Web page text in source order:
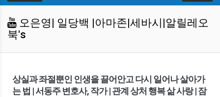
오은영| 일당백 |아마존|세바시|알릴레오
북's
상실과 좌절뿐인 인생을 끌어안고 다시 일어나 살아가
는 법 | 서동주 변호사, 작가 | 관계 상처 행복 삶 사랑 | 잠